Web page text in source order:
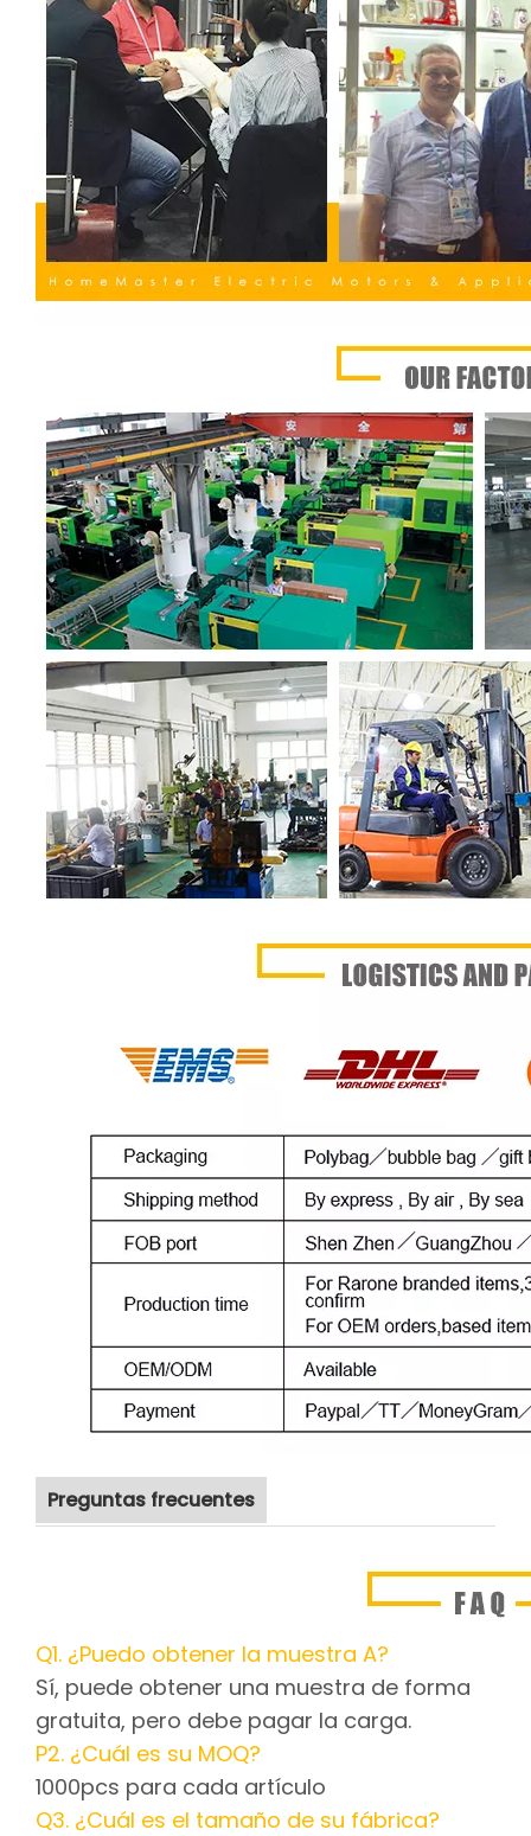
Preguntas frecuentes
Q1. ¿Puedo obtener la muestra A?
Sí, puede obtener una muestra de forma
gratuita, pero debe pagar la carga.
P2. ¿Cuál es su MOQ?
1000pcs para cada artículo
Q3. ¿Cuál es el tamaño de su fábrica?